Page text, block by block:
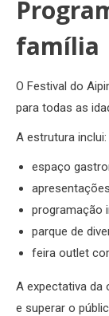
família
O Festival do
para todas as
A estrutura inclui:
espaço
programação
parque de
feira outlet
A expectativa da
e superar o